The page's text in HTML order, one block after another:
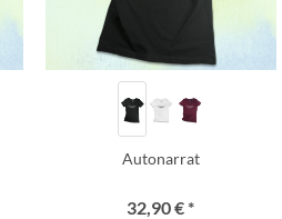
Autonarrat
32,90 € *